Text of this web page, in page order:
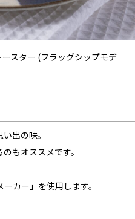
スター (フラッグシップモデ
出の味。
もオススメです。
カー」を使用します。